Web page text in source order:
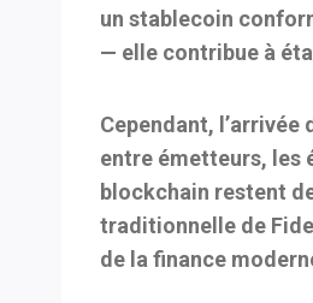
un stablecoin
— elle contribue à
Cependant, l’arrivée
entre émetteurs, les
blockchain restent
traditionnelle de
de la finance